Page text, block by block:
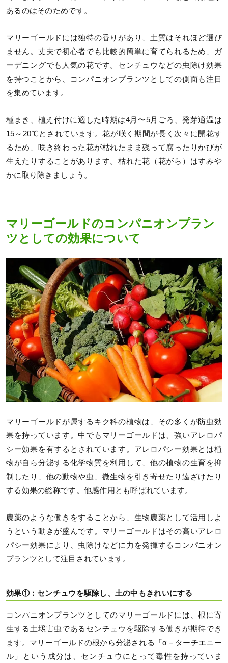
あるのはそのためです。
マリーゴールドには独特の香りがあり、土質はそれほど選び
ません。丈夫で初心者でも比較的簡単に育てられるため、ガ
ーデニングでも人気の花です。センチュウなどの虫除け効果
を持つことから、コンパニオンプランツとしての側面も注目
を集めています。
種まき、植え付けに適した時期は4月〜5月ごろ、発芽適温は
15～20℃とされています。花が咲く期間が長く次々に開花す
るため、咲き終わった花が枯れたまま残って腐ったりかびが
生えたりすることがあります。枯れた花（花がら）はすみや
かに取り除きましょう。
マリーゴールドのコンパニオンプラン
ツとしての効果について
マリーゴールドが属するキク科の植物は、その多くが防虫効
果を持っています。中でもマリーゴールドは、強いアレロパ
シー効果を有するとされています。アレロパシー効果とは植
物が自ら分泌する化学物質を利用して、他の植物の生育を抑
制したり、他の動物や虫、微生物を引き寄せたり遠ざけたり
する効果の総称です。他感作用とも呼ばれています。
農薬のような働きをすることから、生物農薬として活用しよ
うという動きが盛んです。マリーゴールドはその高いアレロ
パシー効果により、虫除けなどに力を発揮するコンパニオン
プランツとして注目されています。
効果①：センチュウを駆除し、土の中もきれいにする
コンパニオンプランツとしてのマリーゴールドには、根に寄
生する土壌害虫であるセンチュウを駆除する働きが期待でき
ます。マリーゴールドの根から分泌される「α－ターチエニー
ル」という成分は、センチュウにとって毒性を持っていま